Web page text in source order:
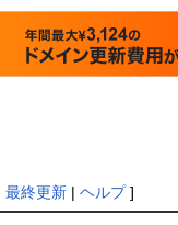
最終更新| ヘルプ]